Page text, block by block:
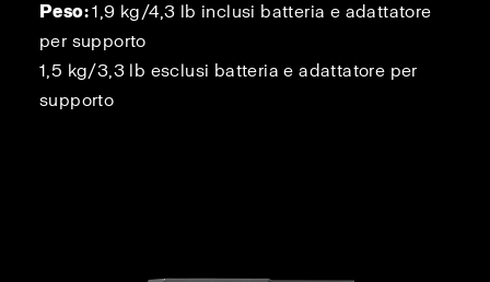
Peso:1,9 kg/4,3 lb inclusi batteria e adattatore
per supporto
1,5 kg/3,3 lb esclusi batteria e adattatore per
supporto